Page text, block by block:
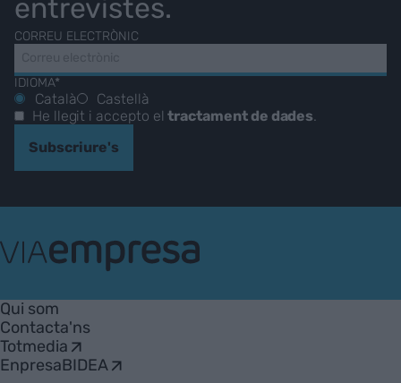
entrevistes.
CORREU ELECTRÒNIC
IDIOMA*
Català
Castellà
He llegit i accepto eltractament de dades.
Subscriure's
Empresa
Qui som
Contacta'ns
Totmedia
EnpresaBIDEA